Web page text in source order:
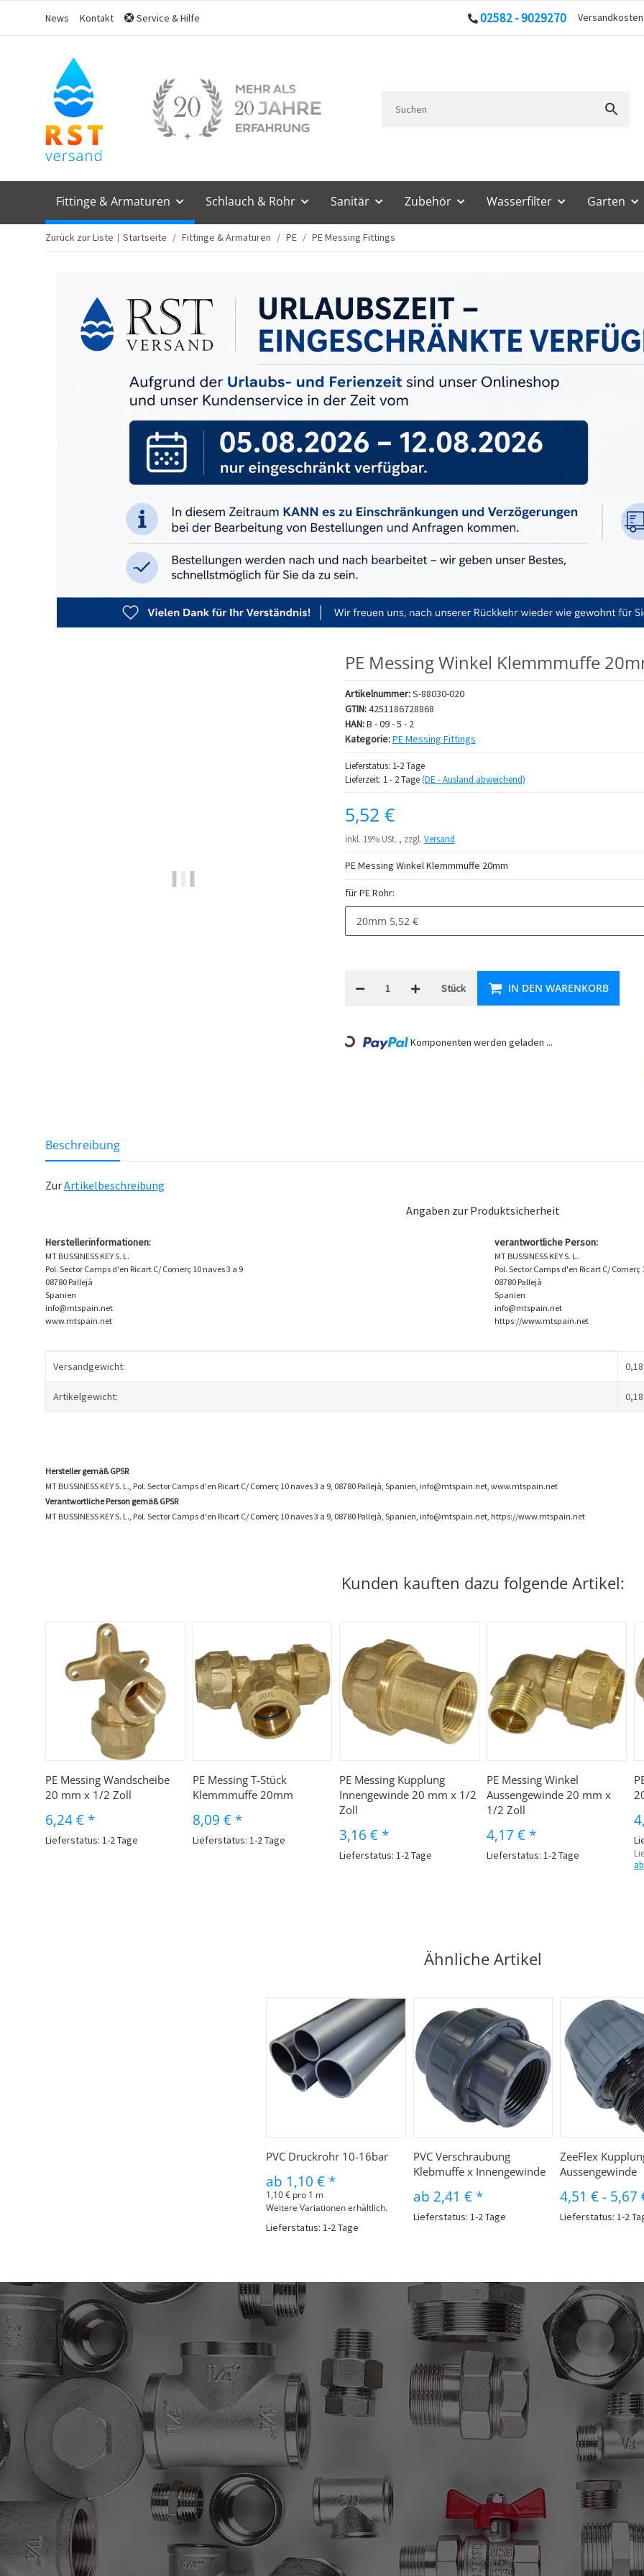
News Kontakt Service & Hilfe 02582 - 9029270 Versandkosten
Fittinge & Armaturen Schlauch & Rohr Sanitär Zubehör Wasserfilter Garten
Zurück zur Liste Startseite Fittinge & Armaturen PE PE Messing Fittings
PE Messing Winkel Klemmmuffe
Artikelnummer:S-88030-020
GTIN:4251186728868
HAN:B - 09 - 5 - 2
Kategorie:PE Messing Fittings
Lieferstatus: 1-2 Tage
Lieferzeit: 1 - 2 Tage(DE - Ausland abweichend)
5,52 €
inkl. 19% USt. , zzgl. Versand
PE Messing Winkel Klemmmuffe 20mm
für PE Rohr:
20mm 5,52 €
Stück IN DEN WARENKORB
Loading... Komponenten werden geladen ...
weitere Registerkarten anzeigen
Beschreibung
ZurArtikelbeschreibung
Angaben zur Produktsicherheit
Herstellerinformationen:
MT BUSSINESS KEY S. L.
Pol. Sector Camps d'en Ricart C/ Comerç 10 naves 3 a 9
08780 Pallejà
Spanien
info@mtspain.net
www.mtspain.net
verantwortliche Person:
MT BUSSINESS KEY S. L.
Pol. Sector Camps d'en Ricart C/ Comerç
08780 Pallejà
Spanien
info@mtspain.net
https://www.mtspain.net
Produkteigenschaft
Wert
Versandgewicht:
Artikelgewicht: 0,18
Hersteller gemäß GPSR
MT BUSSINESS KEY S. L., Pol. Sector Camps d'en Ricart C/ Comerç 10 naves 3 a 9, 08780 Pallejà, Spanien, info@mtspain.net, www.mtspain.net
Verantwortliche Person gemäß GPSR
MT BUSSINESS KEY S. L., Pol. Sector Camps d'en Ricart C/ Comerç 10 naves 3 a 9, 08780 Pallejà, Spanien, info@mtspain.net, https://www.mtspain.net
Kunden kauften dazu folgende Artikel:
PE Messing Wandscheibe
20 mm x 1/2 Zoll
6,24 € *
Lieferstatus: 1-2 Tage
PE Messing T-Stück
Klemmmuffe 20mm
8,09 € *
Lieferstatus: 1-2 Tage
PE Messing Kupplung
Innengewinde 20 mm x 1/2
Zoll
3,16 € *
Lieferstatus: 1-2 Tage
PE Messing Winkel
Aussengewinde 20 mm x
1/2 Zoll
4,17 € *
Lieferstatus: 1-2 Tage
Ähnliche Artikel
PVC Druckrohr 10-16bar
ab 1,10 € *
1,10 € pro 1 m
Weitere Variationen erhältlich.
Lieferstatus: 1-2 Tage
PVC Verschraubung
Klebmuffe x Innengewinde
ab 2,41 € *
Lieferstatus: 1-2 Tage
ZeeFlex
Aussengewinde
4,51 €- 5,67
Lieferstatus: 1-2